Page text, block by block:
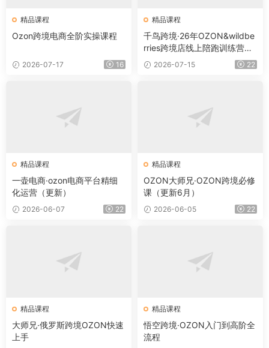
精品课程
Ozon跨境电商全阶实操课程
2026-07-17 16
精品课程
千鸟跨境·26年OZON&wildbe
rries跨境店线上陪跑训练营
（更新）
2026-07-15 22
精品课程
一壶电商·ozon电商平台精细
化运营（更新）
2026-06-07 22
精品课程
OZON大师兄·OZON跨境必修
课（更新6月）
2026-06-05 22
精品课程
大师兄·俄罗斯跨境OZON快速
上手
精品课程
悟空跨境·OZON入门到高阶全
流程